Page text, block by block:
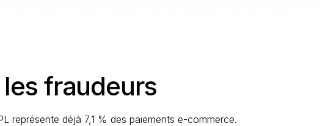
fraudeurs
représente déjà 7,1 % des paiements e-commerce.